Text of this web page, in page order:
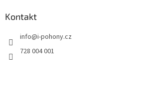
Kontakt
info@i-pohony.cz
728 004 001